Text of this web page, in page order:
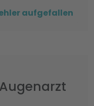
aufgefallen